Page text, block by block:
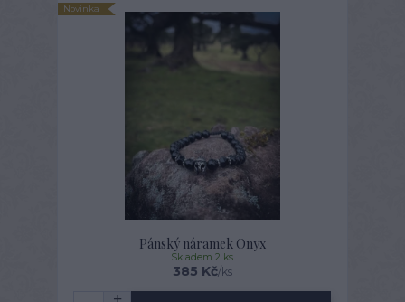
Novinka
Pánský náramek Onyx
385 Kč/ks
Skladem 2 ks